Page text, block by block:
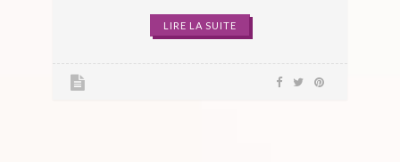
LIRE LA SUITE